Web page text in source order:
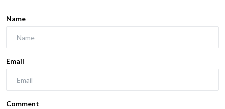
Name
Email
Comment